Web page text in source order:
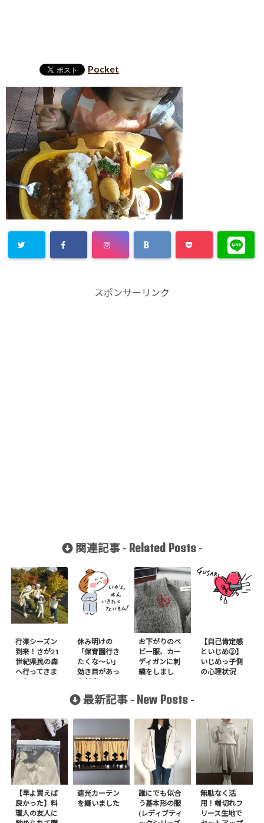
Pocket
スポンサーリンク
関連記事 - Related Posts-
行楽シーズン
到来！さが21
世紀県民の森
へ行ってきま
した2018
休み明けの
「保育園行き
たくな〜い」
効き目があっ
た対応
お下がりのベ
ビー服、カー
ディガンに刺
繍をしまし
た。
【自己肯定感
といじめ②】
いじめっ子側
の心理状況
最新記事 - New Posts -
【早よ買えば
良かった】料
理人の友人に
遮光カーテン
を縫いました
誰にでも似合
う基本形の服
(レディブティ
無駄なく活
用！端切れフ
リース生地で